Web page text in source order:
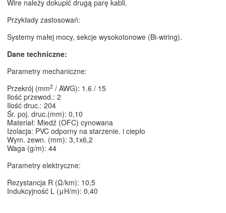
Wire należy dokupić drugą parę kabli.
Przykłady zastosowań:
Systemy małej mocy, sekcje wysokotonowe (Bi-wiring).
Dane techniczne:
Parametry mechaniczne:
Przekrój (mm2 / AWG): 1.6 / 15
Ilość przewod.: 2
Ilość druc.: 204
Śr. poj. druc.(mm): 0,10
Materiał: Miedź (OFC) cynowana
Izolacja: PVC odporny na starzenie. i ciepło
Wym. zewn. (mm): 3,1x6,2
Waga (g/m): 44
Parametry elektryczne:
Rezystancja R (Ω/km): 10,5
Indukcyjność L (μH/m): 0,40